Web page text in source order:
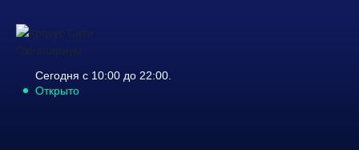
Сегодня с 10:00 до 22:00.
Открыто